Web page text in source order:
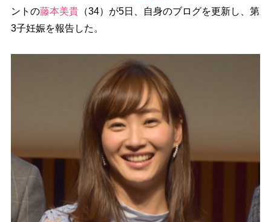
ントの藤本美貴（34）が5日、自身のブログを更新し、第
3子妊娠を報告した。